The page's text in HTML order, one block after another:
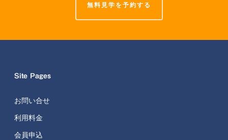
無料見学を予約する
Site Pages
お問い合せ
利用料金
会員申込